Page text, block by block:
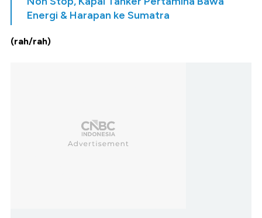
Energi & Harapan ke Sumatra
(rah/rah)